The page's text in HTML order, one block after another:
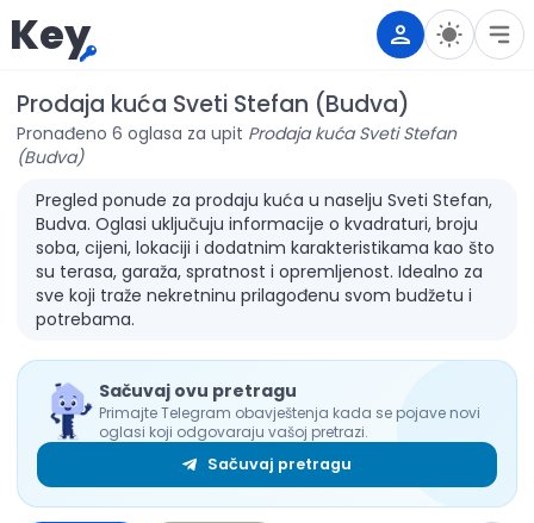
Key
Prodaja kuća Sveti Stefan (Budva)
Pronađeno 6 oglasa za upit Prodaja kuća Sveti Stefan
(Budva)
Pregled ponude za prodaju kuća u naselju Sveti Stefan,
Budva. Oglasi uključuju informacije o kvadraturi, broju
soba, cijeni, lokaciji i dodatnim karakteristikama kao što
su terasa, garaža, spratnost i opremljenost. Idealno za
sve koji traže nekretninu prilagođenu svom budžetu i
potrebama.
Sačuvaj ovu pretragu
Primajte Telegram obavještenja kada se pojave novi
oglasi koji odgovaraju vašoj pretrazi.
Sačuvaj pretragu